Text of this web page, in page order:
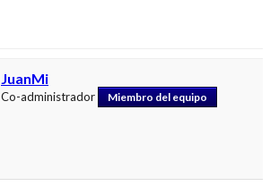
JuanMi
Co-administrador Miembro del equipo